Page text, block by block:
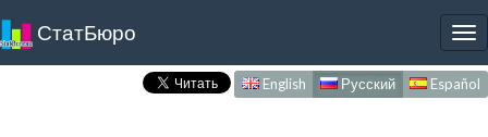
СтатБюро
English Русский Español